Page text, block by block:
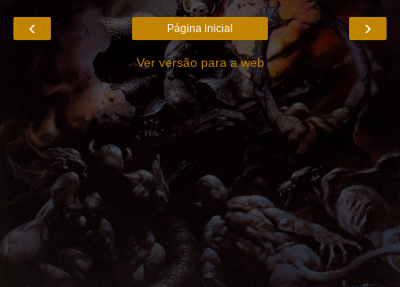
‹ ›
Página inicial
Ver versão para a web